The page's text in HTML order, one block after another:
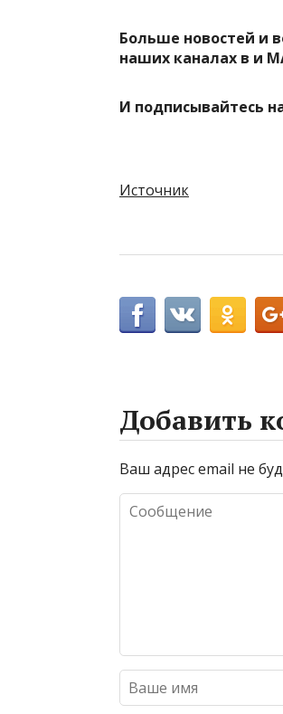
Больше новостей и
наших каналах в и
И подписывайтесь
Источник
Добавить
Ваш адрес email не